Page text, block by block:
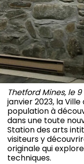
Thetford Mines, le
janvier 2023, la
population à
dans une toute
Station des arts
visiteurs y
originale qui
techniques.